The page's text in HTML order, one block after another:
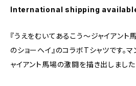
International shipping
『うえをむいてあるこう〜ジャイアン
のショーヘイ』のコラボTシャツです。
ャイアント馬場の激闘を描き出しました